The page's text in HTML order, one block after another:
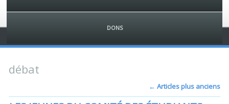
DONS
débat
← Articles plus anciens